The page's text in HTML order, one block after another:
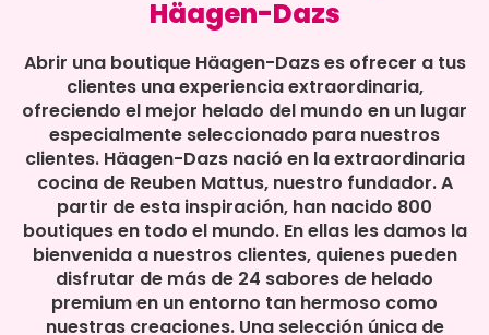
Häagen-Dazs
Abrir una boutique Häagen-Dazs es ofrecer a tus
clientes una experiencia extraordinaria,
ofreciendo el mejor helado del mundo en un lugar
especialmente seleccionado para nuestros
clientes. Häagen-Dazs nació en la extraordinaria
cocina de Reuben Mattus, nuestro fundador. A
partir de esta inspiración, han nacido 800
boutiques en todo el mundo. En ellas les damos la
bienvenida a nuestros clientes, quienes pueden
disfrutar de más de 24 sabores de helado
premium en un entorno tan hermoso como
nuestras creaciones. Una selección única de